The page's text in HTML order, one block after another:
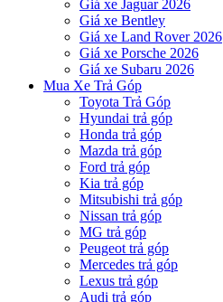
Giá xe Jaguar 2026
Giá xe Bentley
Giá xe Land Rover 2026
Giá xe Porsche 2026
Giá xe Subaru 2026
Mua Xe Trả Góp
Toyota Trả Góp
Hyundai trả góp
Honda trả góp
Mazda trả góp
Ford trả góp
Kia trả góp
Mitsubishi trả góp
Nissan trả góp
MG trả góp
Peugeot trả góp
Mercedes trả góp
Lexus trả góp
Audi trả góp